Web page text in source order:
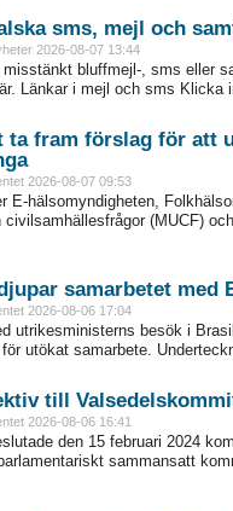
sms, mejl och
2026-08-07 13:44
bluffmejl-, sms eller
Länkar i mejl och sms Klicka
ta fram förslag för att
2026-08-07 09:53
E-hälsomyndigheten,
civilsamhällesfrågor (MUCF)
samarbetet med
2026-08-06 17:04
utrikesministerns besök i
för utökat samarbete.
till
2026-08-06 16:41
den 15 februari 2024
sammansatt